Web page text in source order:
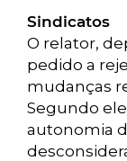
Sindicatos
O relator,
pedido a
mudanças
Segundo
autonomia